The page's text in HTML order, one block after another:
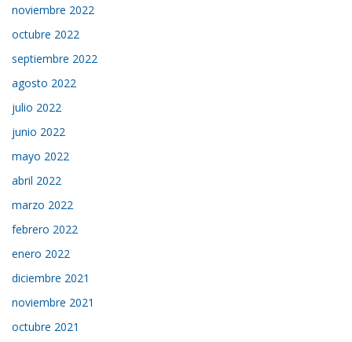
noviembre 2022
octubre 2022
septiembre 2022
agosto 2022
julio 2022
junio 2022
mayo 2022
abril 2022
marzo 2022
febrero 2022
enero 2022
diciembre 2021
noviembre 2021
octubre 2021